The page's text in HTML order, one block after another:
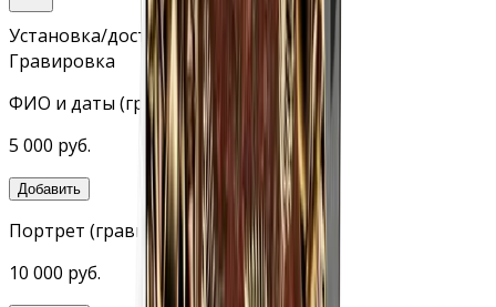
Установка/доставка
Гравировка
ФИО и даты (гравировка станок)
5 000 руб.
Добавить
Портрет (гравировка станок)
10 000 руб.